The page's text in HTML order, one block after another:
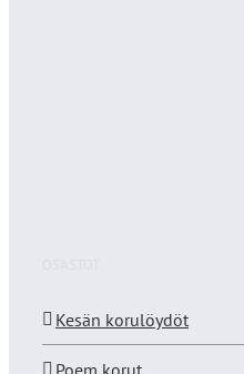
Kesän korulöydöt